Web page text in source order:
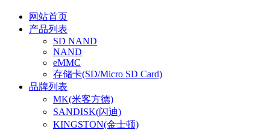
网站首页
产品列表
SD NAND
NAND
eMMC
存储卡(SD/Micro SD Card)
品牌列表
MK(米客方德)
SANDISK(闪迪)
KINGSTON(金士顿)